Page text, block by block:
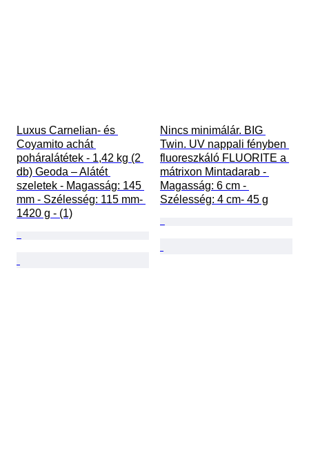
Luxus Carnelian- és
Coyamito achát
poháralátétek - 1,42 kg (2
db) Geoda – Alátét
szeletek - Magasság: 145
mm - Szélesség: 115 mm-
1420 g - (1)
Nincs minimálár. BIG
Twin. UV nappali fényben
fluoreszkáló FLUORITE a
mátrixon Mintadarab -
Magasság: 6 cm -
Szélesség: 4 cm- 45 g